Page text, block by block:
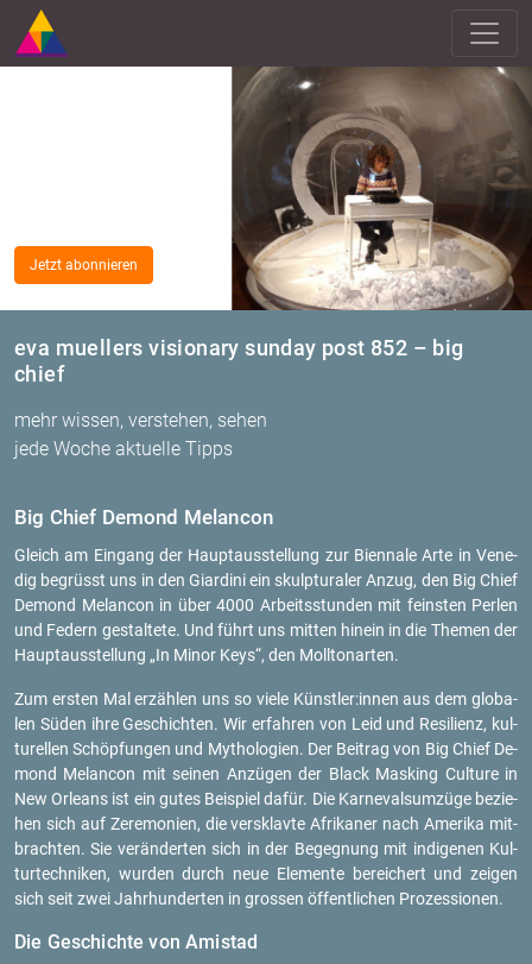
eva muellers visionary sunday post 852 – big
chief
mehr wissen, verstehen, sehen
jede Woche aktuelle Tipps
Jetzt abonnieren
Big Chief De­mond Me­lan­con
Gleich am Ein­gang der Haupt­aus­stel­lung zur Bi­en­na­le Arte in Ve­ne­
dig be­grüsst uns in den Gi­ar­di­ni ein skulp­tu­ra­ler Anzug, den Big Chief
De­mond Me­lan­con in über 4000 Ar­beits­stun­den mit feins­ten Per­len
und Fe­dern ge­stal­te­te. Und führt uns mit­ten hin­ein in die The­men der
Haupt­aus­stel­lung „In Minor Keys“, den Moll­ton­ar­ten.
Zum ers­ten Mal er­zäh­len uns so viele Künst­ler:innen aus dem glo­ba­
len Süden ihre Ge­schich­ten. Wir er­fah­ren von Leid und Resi­li­enz, kul­
tu­rel­len Schöp­fun­gen und My­tho­lo­gi­en. Der Bei­trag von Big Chief De­
mond Me­lan­con mit sei­nen An­zü­gen der Black Mas­king Cul­tu­re in
New Or­leans ist ein gutes Bei­spiel dafür. Die Kar­ne­vals­um­zü­ge be­zie­
hen sich auf Ze­re­mo­ni­en, die ver­sklav­te Afri­ka­ner nach Ame­ri­ka mit­
brach­ten. Sie ver­än­der­ten sich in der Be­geg­nung mit in­di­ge­nen Kul­
tur­tech­ni­ken, wur­den durch neue Ele­men­te be­rei­chert und zei­gen
sich seit zwei Jahr­hun­der­ten in gros­sen öf­fent­li­chen Pro­zes­sio­nen.
Die Ge­schich­te von Ami­stad